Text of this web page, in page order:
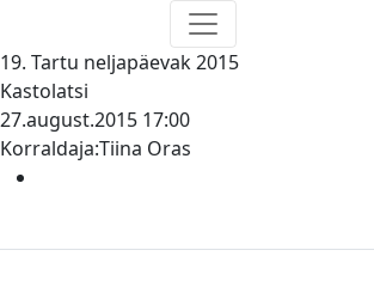
19. Tartu neljapäevak 2015
Kastolatsi
27.august.2015 17:00
Korraldaja:Tiina Oras